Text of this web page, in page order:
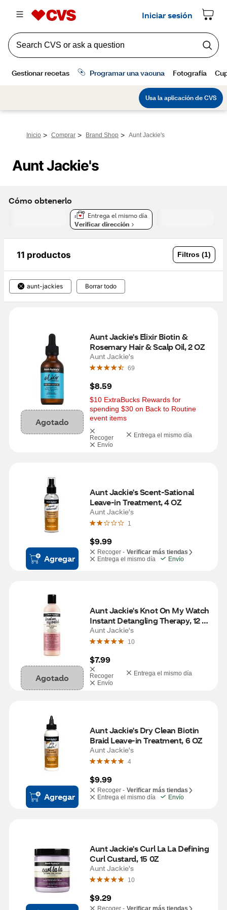
Inicio > Comprar > Brand Shop > Aunt Jackie's
Aunt Jackie's
Cómo obtenerlo
Entrega el mismo día
Verificar dirección
11 productos Filtros (1)
aunt-jackies Borrar todo
Agotado
Aunt Jackie's Elixir Biotin &
Rosemary Hair & Scalp Oil, 2 OZ
Aunt Jackie's
69
$8.59
$10 ExtraBucks Rewards for
spending $30 on Back to Routine
event items
Recoger
Entrega el mismo día
Envío
Agregar
Aunt Jackie's Scent-Sational
Leave-in Treatment, 4 OZ
Aunt Jackie's
1
$9.99
Recoger - Verificar más tiendas
Entrega el mismo día
Envío
Agotado
Aunt Jackie's Knot On My Watch
Instant Detangling Therapy, 12
OZ
Aunt Jackie's
10
$7.99
Recoger
Entrega el mismo día
Envío
Agregar
Aunt Jackie's Dry Clean Biotin
Braid Leave-in Treatment, 6 OZ
Aunt Jackie's
4
$9.99
Recoger - Verificar más tiendas
Entrega el mismo día
Envío
Aunt Jackie's Curl La La Defining
Curl Custard, 15 0Z
Aunt Jackie's
10
$9.29
Recoger - Verificar más tiendas